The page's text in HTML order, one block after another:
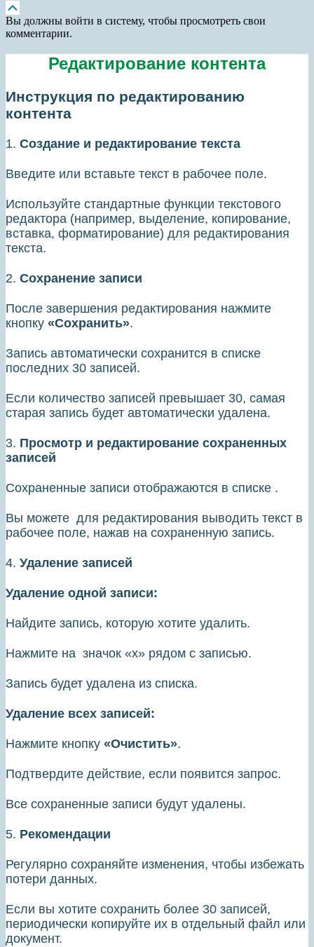
вверх
Вы должны войти в систему, чтобы просмотреть свои
комментарии.
Редактирование контента
Инструкция по редактированию
контента
1. Создание и редактирование текста
Введите или вставьте текст в рабочее поле.
Используйте стандартные функции текстового
редактора (например, выделение, копирование,
вставка, форматирование) для редактирования
текста.
2. Сохранение записи
После завершения редактирования нажмите
кнопку «Сохранить».
Запись автоматически сохранится в списке
последних 30 записей.
Если количество записей превышает 30, самая
старая запись будет автоматически удалена.
3. Просмотр и редактирование сохраненных
записей
Сохраненные записи отображаются в списке .
Вы можете для редактирования выводить текст в
рабочее поле, нажав на сохраненную запись.
4. Удаление записей
Удаление одной записи:
Найдите запись, которую хотите удалить.
Нажмите на значок «х» рядом с записью.
Запись будет удалена из списка.
Удаление всех записей:
Нажмите кнопку «Очистить».
Подтвердите действие, если появится запрос.
Все сохраненные записи будут удалены.
5. Рекомендации
Регулярно сохраняйте изменения, чтобы избежать
потери данных.
Если вы хотите сохранить более 30 записей,
периодически копируйте их в отдельный файл или
документ.